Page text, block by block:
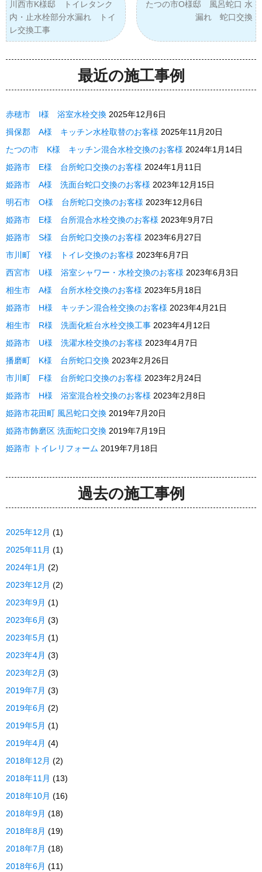
川西市K様邸 トイレタンク
内・止水栓部分水漏れ トイ
レ交換工事
たつの市O様邸 風呂蛇口 水
漏れ 蛇口交換
最近の施工事例
赤穂市 I様 浴室水栓交換 2025年12月6日
揖保郡 A様 キッチン水栓取替のお客様 2025年11月20日
たつの市 K様 キッチン混合水栓交換のお客様 2024年1月14日
姫路市 E様 台所蛇口交換のお客様 2024年1月11日
姫路市 A様 洗面台蛇口交換のお客様 2023年12月15日
明石市 O様 台所蛇口交換のお客様 2023年12月6日
姫路市 E様 台所混合水栓交換のお客様 2023年9月7日
姫路市 S様 台所蛇口交換のお客様 2023年6月27日
市川町 Y様 トイレ交換のお客様 2023年6月7日
西宮市 U様 浴室シャワー・水栓交換のお客様 2023年6月3日
相生市 A様 台所水栓交換のお客様 2023年5月18日
姫路市 H様 キッチン混合栓交換のお客様 2023年4月21日
相生市 R様 洗面化粧台水栓交換工事 2023年4月12日
姫路市 U様 洗濯水栓交換のお客様 2023年4月7日
播磨町 K様 台所蛇口交換 2023年2月26日
市川町 F様 台所蛇口交換のお客様 2023年2月24日
姫路市 H様 浴室混合栓交換のお客様 2023年2月8日
姫路市花田町 風呂蛇口交換 2019年7月20日
姫路市飾磨区 洗面蛇口交換 2019年7月19日
姫路市 トイレリフォーム 2019年7月18日
過去の施工事例
2025年12月 (1)
2025年11月 (1)
2024年1月 (2)
2023年12月 (2)
2023年9月 (1)
2023年6月 (3)
2023年5月 (1)
2023年4月 (3)
2023年2月 (3)
2019年7月 (3)
2019年6月 (2)
2019年5月 (1)
2019年4月 (4)
2018年12月 (2)
2018年11月 (13)
2018年10月 (16)
2018年9月 (18)
2018年8月 (19)
2018年7月 (18)
2018年6月 (11)